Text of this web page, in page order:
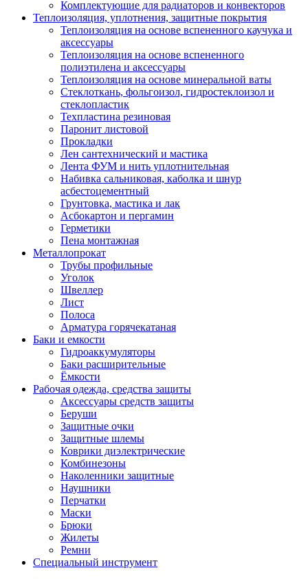
Комплектующие для радиаторов и конвекторов
Теплоизоляция, уплотнения, защитные покрытия
Теплоизоляция на основе вспененного каучука и
аксессуары
Теплоизоляция на основе вспененного
полиэтилена и аксессуары
Теплоизоляция на основе минеральной ваты
Стеклоткань, фольгоизол, гидростеклоизол и
стеклопластик
Техпластина резиновая
Паронит листовой
Прокладки
Лен сантехнический и мастика
Лента ФУМ и нить уплотнительная
Набивка сальниковая, каболка и шнур
асбестоцементный
Грунтовка, мастика и лак
Асбокартон и пергамин
Герметики
Пена монтажная
Металлопрокат
Трубы профильные
Уголок
Швеллер
Лист
Полоса
Арматура горячекатаная
Баки и емкости
Гидроаккумуляторы
Баки расширительные
Ёмкости
Рабочая одежда, средства защиты
Аксессуары средств защиты
Беруши
Защитные очки
Защитные шлемы
Коврики диэлектрические
Комбинезоны
Наколенники защитные
Наушники
Перчатки
Маски
Брюки
Жилеты
Ремни
Специальный инструмент